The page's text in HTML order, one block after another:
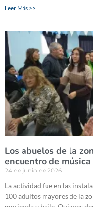
Leer Más >>
Los abuelos de la
encuentro de música
24 de junio de 2026
La actividad fue en las
100 adultos mayores de la